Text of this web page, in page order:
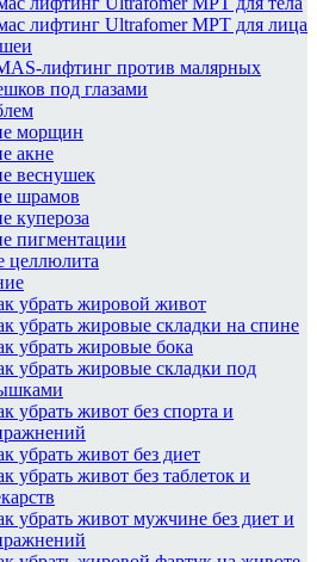
лифтинг Ultrafomer MPT для лица
лифтинг против малярных
под глазами
морщин
акне
веснушек
шрамов
купероза
пигментации
целлюлита
убрать жировой живот
убрать жировые складки на спине
убрать жировые бока
убрать жировые складки под
убрать живот без спорта и
убрать живот без диет
убрать живот без таблеток и
убрать живот мужчине без диет и